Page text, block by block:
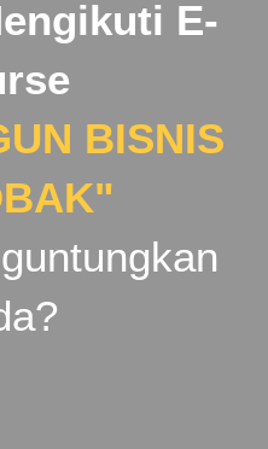
E-
BISNIS